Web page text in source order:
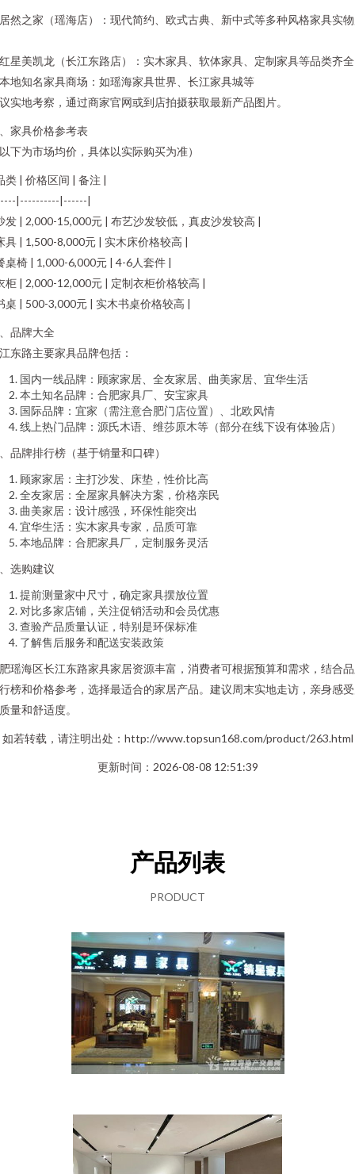
然之家（瑶海店）：现代简约、欧式古典、新中式等多种风格家具实
星美凯龙（长江东路店）：实木家具、软体家具、定制家具等品类齐全
地知名家具商场：如瑶海家具世界、长江家具城等
实地考察，通过商家官网或到店拍摄获取最新产品图片。
家具价格参考表
下为市场均价，具体以实际购买为准）
类 | 价格区间 | 备注 |
|----------|------|
发 | 2,000-15,000元 | 布艺沙发较低，真皮沙发较高 |
具 | 1,500-8,000元 | 实木床价格较高 |
桌椅 | 1,000-6,000元 | 4-6人套件 |
柜 | 2,000-12,000元 | 定制衣柜价格较高 |
桌 | 500-3,000元 | 实木书桌价格较高 |
品牌大全
东路主要家具品牌包括：
国内一线品牌：顾家家居、全友家居、曲美家居、宜华生活
本土知名品牌：合肥家具厂、安宝家具
国际品牌：宜家（需注意合肥门店位置）、北欧风情
线上热门品牌：源氏木语、维莎原木等（部分在线下设有体验店）
品牌排行榜（基于销量和口碑）
顾家家居：主打沙发、床垫，性价比高
全友家居：全屋家具解决方案，价格亲民
曲美家居：设计感强，环保性能突出
宜华生活：实木家具专家，品质可靠
本地品牌：合肥家具厂，定制服务灵活
选购建议
提前测量家中尺寸，确定家具摆放位置
对比多家店铺，关注促销活动和会员优惠
查验产品质量认证，特别是环保标准
了解售后服务和配送安装政策
瑶海区长江东路家具家居资源丰富，消费者可根据预算和需求，结合
榜和价格参考，选择最适合的家居产品。建议周末实地走访，亲身感
量和舒适度。
如若转载，请注明出处：http://www.topsun168.com/product/263.html
更新时间：2026-08-08 12:51:39
产品列表
PRODUCT